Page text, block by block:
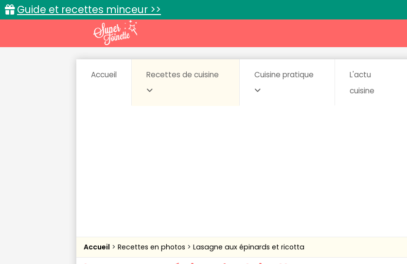
Guide et recettes minceur >>
Accueil Recettes de cuisine Cuisine pratique
L'actu
cuisine
Accueil Recettes en photos Lasagne aux épinards et ricotta